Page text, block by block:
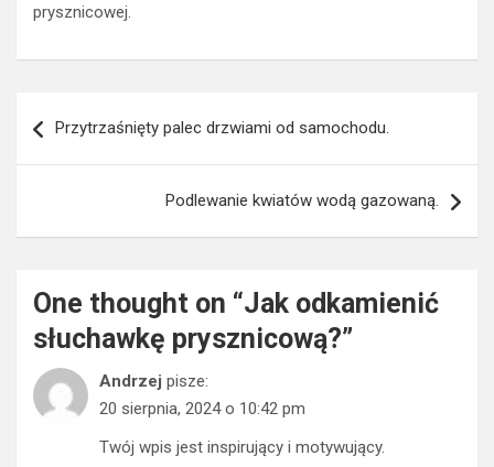
prysznicowej.
wpisu
Przytrzaśnięty palec drzwiami od samochodu.
Podlewanie kwiatów wodą gazowaną.
One thought on “Jak odkamienić
słuchawkę prysznicową?”
Andrzej pisze:
20 sierpnia, 2024 o 10:42 pm
Twój wpis jest inspirujący i motywujący.